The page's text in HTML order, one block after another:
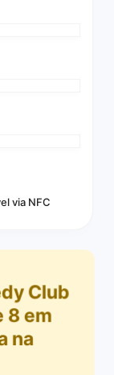
via NFC
Club
8em
na